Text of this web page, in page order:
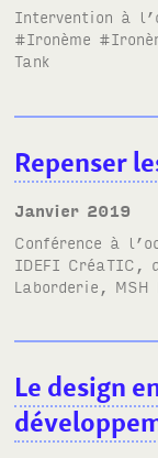
Intervention à
#Ironème
Tank
Repenser
janvier 2019
Conférence à
IDEFI CréaTIC ,
Laborderie, MSH
Le design